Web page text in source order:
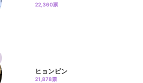
22,360票
ヒョンビン
21,878票